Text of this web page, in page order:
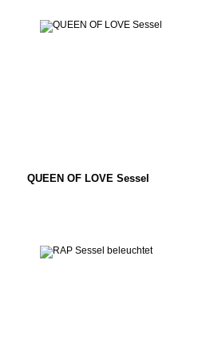
QUEEN OF LOVE Sessel